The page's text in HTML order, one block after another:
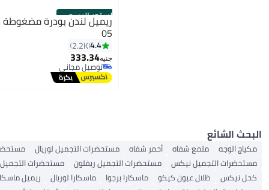
الستور الرسمي
ريميل لندن بودرة
05
4.4
2.2K
جنيه333.34
توصيل مجاني
توصيل مجاني
البحث الشائع
مكياج الوجه ملمع شفاه أحمر شفاه مستحضرات التجميل لوريال
مستحضرات التجميل نيكس
مستحضرات التجميل ريفلون مستحضرات
كحل نيكس
ظلال عيون كيكو ماسكارا برجوا ماسكارا لوريال ريميل